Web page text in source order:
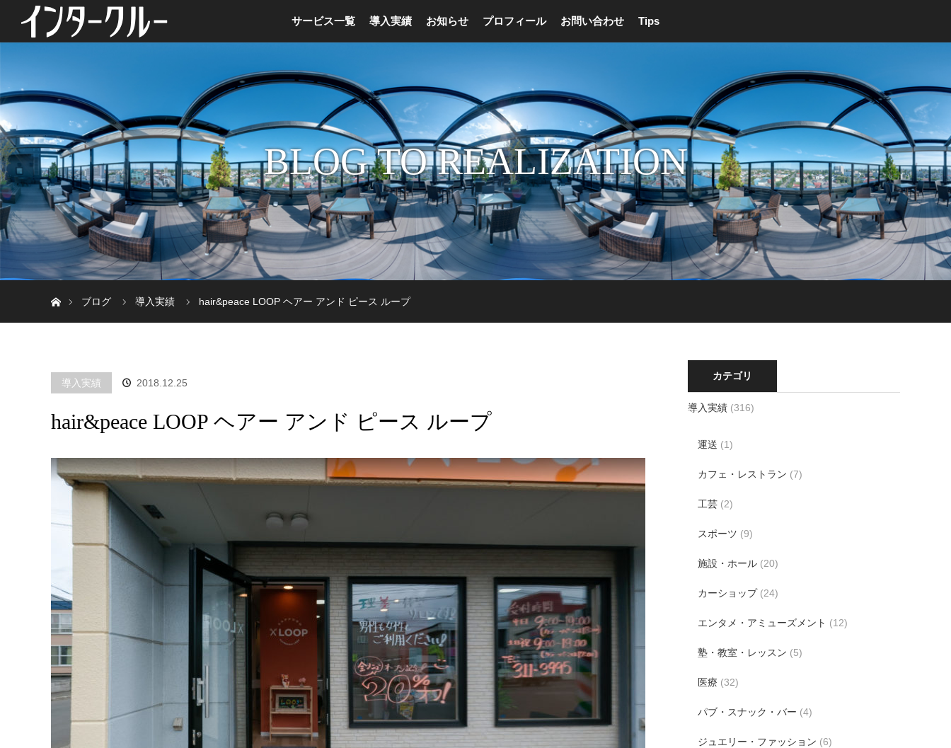
サービス一覧 導入実績 お知らせ プロフィール お問い合わせ Tips
BLOG TO REALIZATION
ブログ
導入実績 hair&peace LOOP ヘアー アンド ピース ループ
導入実績 2018.12.25
hair&peace LOOP ヘアー アンド ピース ループ
カテゴリ
導入実績 (316)
運送 (1)
カフェ・レストラン (7)
工芸 (2)
スポーツ (9)
施設・ホール (20)
カーショップ(24)
エンタメ・アミューズメント (12)
塾・教室・レッスン (5)
医療 (32)
パブ・スナック・バー (4)
ジュエリー・ファッション (6)